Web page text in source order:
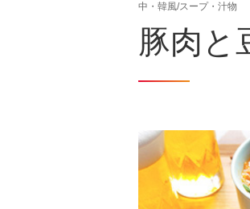
中・韓風/スープ・汁物
豚肉と